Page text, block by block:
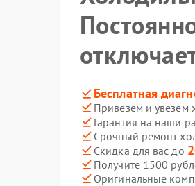
Бесплатная
Привезем и увезем
Гарантия на наши
Срочный ремонт
Скидка для вас до
Получите 1500
Оригинальные